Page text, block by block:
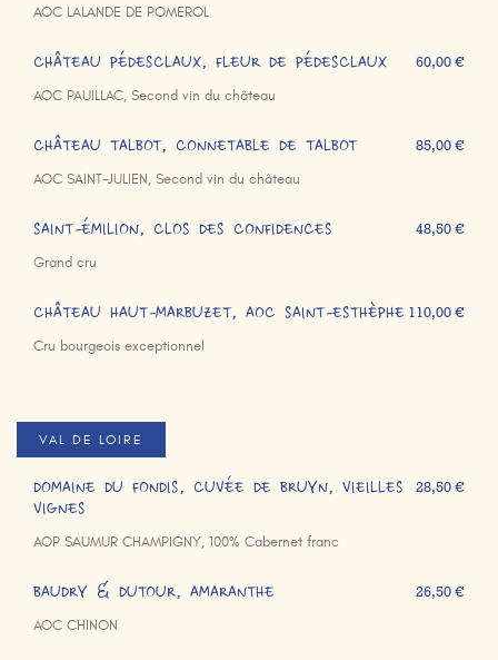
AOC LALANDE DE POMEROL
CHÂTEAU PÉDESCLAUX, FLEUR DE PÉDESCLAUX
AOC PAUILLAC, Second vin du château
60,00 €
CHÂTEAU TALBOT, CONNETABLE DE TALBOT
AOC SAINT-JULIEN, Second vin du château
85,00 €
SAINT-ÉMILION, CLOS DES CONFIDENCES
Grand cru
48,50 €
CHÂTEAU HAUT-MARBUZET, AOC SAINT-ESTHÈPHE
Cru bourgeois exceptionnel
110,00 €
VAL DE LOIRE
DOMAINE DU FONDIS, CUVÉE DE BRUYN, VIEILLES
VIGNES
AOP SAUMUR CHAMPIGNY, 100% Cabernet franc
28,50 €
BAUDRY & DUTOUR, AMARANTHE
AOC CHINON
26,50 €